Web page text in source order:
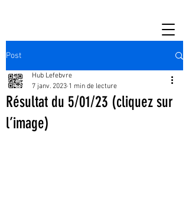
Post
Résultat du 5/01/23 (cliquez sur
l’image)
Hub Lefebvre
7 janv. 2023 1 min de lecture